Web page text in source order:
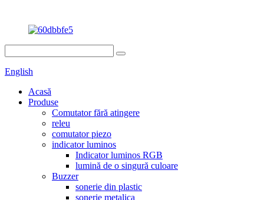
English
Acasă
Produse
Comutator fără atingere
releu
comutator piezo
indicator luminos
Indicator luminos RGB
lumină de o singură culoare
Buzzer
sonerie din plastic
sonerie metalica